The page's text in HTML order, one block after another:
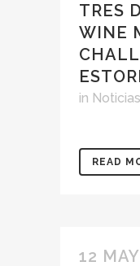
TRES
WINE
in Noticias
READ
12 MAY